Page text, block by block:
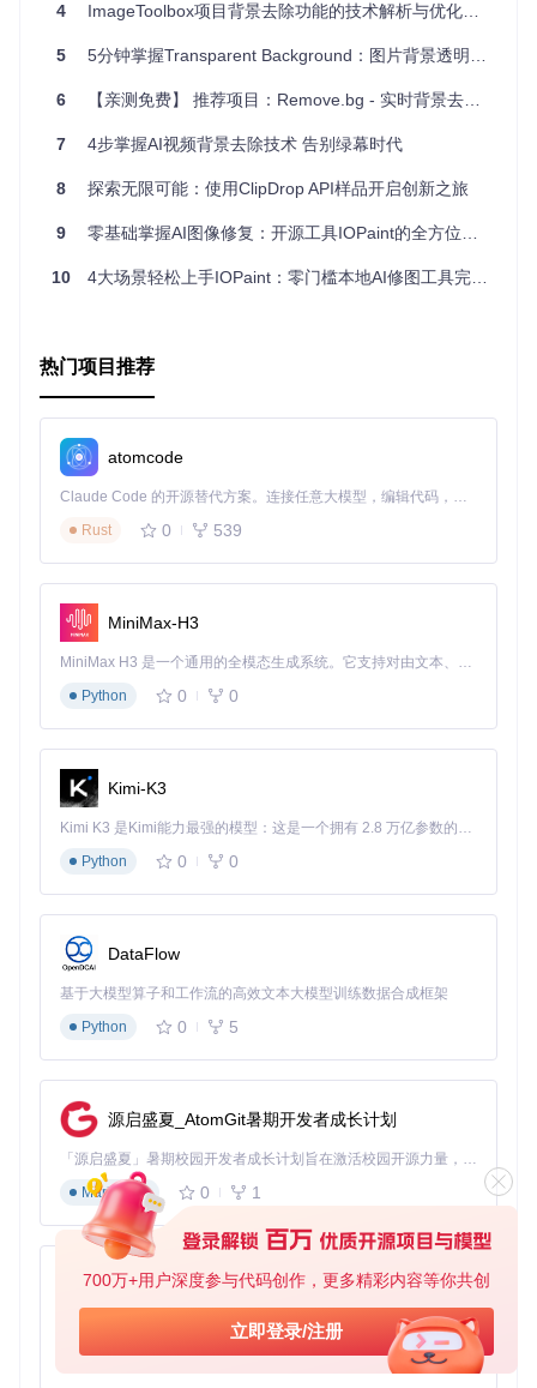
700万+用户深度参与代码创作，更多精彩内容等你共创
立即登录/注册
作，并通过Django管理命令启动服务器。对于那些希望进一步
uest，共同推动项目发展。
如果您正在寻找一款简洁高效的背景去除解决方案，那么
机器学习带给图像处理的神奇力量吧！
4 ImageToolbox项目背景去除功能的技术解析与优化建议
5 5分钟掌握Transparent Background：图片背景透明化终极指南 🎯
6 【亲测免费】 推荐项目：Remove.bg - 实时背景去除神器
7 4步掌握AI视频背景去除技术 告别绿幕时代
8 探索无限可能：使用ClipDrop API样品开启创新之旅
9 零基础掌握AI图像修复：开源工具IOPaint的全方位应用指南
10 4大场景轻松上手IOPaint：零门槛本地AI修图工具完全指南
热门项目推荐
atomcode
Claude Code 的开源替代方案。连接任意大模型，编辑代码，运行命令，自动验证 — 全自动执行。用 Rust 构建，极致性能。 ｜ An open-source alternative to Claude Code. Connect any LLM, edit code, run commands, and verify changes — autonomously. Built in Rust for speed. Get Started
Rust
0 539
MiniMax-H3
MiniMax H3 是一个通用的全模态生成系统。它支持对由文本、图像、视频和音频组成的多模态上下文进行统一理解，并能生成分辨率高达 2K、时长可达 15 秒的带原生立体声音频的视频。得益于面向任务泛化的系统设计，H3 在预训练阶段就已具备广泛的多模态上下文理解与生成能力，能够出色地执行复杂的多模态指令。
Python
0 0
Kimi-K3
Kimi K3 是Kimi能力最强的模型：这是一个拥有 2.8 万亿参数的混合专家（MoE）模型，具备原生视觉理解能力，并支持 100 万 token 的上下文窗口。
Python
0 0
DataFlow
基于大模型算子和工作流的高效文本大模型训练数据合成框架
Python
0 5
源启盛夏_AtomGit暑期开发者成长计划
「源启盛夏」暑期校园开发者成长计划旨在激活校园开源力量，通过积分激励、认证扶持、资源倾斜等形式，引导高校组织和开发者完成「入驻 — 建项目 — 做贡献 — 获认证 — 得资源」的完整闭环。无论你是想带领社团入驻平台的组织者，还是希望用代码贡献证明自己的开发者，都能在这里找到属于你的成长路径。
Markdown
0 1
py-xiaozhi
基于Python的Xiaozhi AI，适用于想要完整Xiaozhi体验而无需拥有专用硬件的用户。
Python
0 1